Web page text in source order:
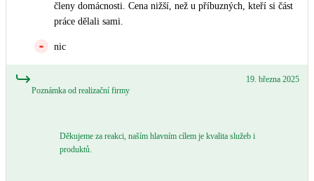
členy domácnosti. Cena nižší, než u příbuzných, kteří si část
práce dělali sami.
nic
Poznámka od realizační firmy
19. března 2025
Děkujeme za reakci, naším hlavním cílem je kvalita služeb i
produktů.